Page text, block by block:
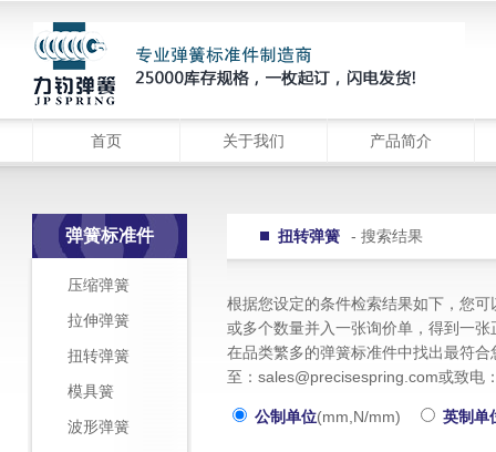
首页 关于我们 产品简介
弹簧标准件
压缩弹簧
拉伸弹簧
扭转弹簧
模具簧
波形弹簧
扭转弹簧 - 搜索结果
根据您设定的条件检索结果如下，您
或多个数量并入一张询价单，得到一张
在品类繁多的弹簧标准件中找出最符
至：sales@precisespring.com或致电
公制单位(mm,N/mm) 英制单